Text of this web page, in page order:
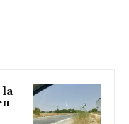
la